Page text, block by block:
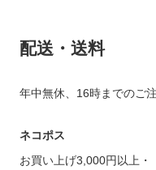
配送・送料
年中無休、16時までのご
ネコポス
お買い上げ3,000円以上・